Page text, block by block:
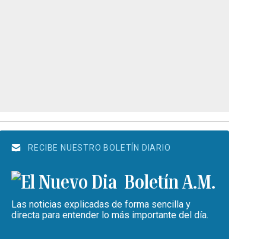
RECIBE NUESTRO BOLETÍN DIARIO
Boletín A.M.
Las noticias explicadas de forma sencilla y
directa para entender lo más importante del día.